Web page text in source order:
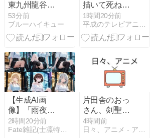
東九州龍谷の
高さを攻略し
た横浜隼人の
コンビバレー
羽の判断力
53分前
ブルーハイキュー
描いて死ね」
令和8年(2026
年)の動画を
Amazon Prime
1時間20分前
【生成AI画
像】「雨夜の
ひととき」黒
川あかね＋鹿
2時間20分前
片田舎のおっ
さん、剣聖に
なる 第3話 感
想
4時間前